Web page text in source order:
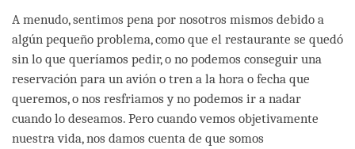
A menudo, sentimos pena por nosotros mismos debido a
algún pequeño problema, como que el restaurante se quedó
sin lo que queríamos pedir, o no podemos conseguir una
reservación para un avión o tren a la hora o fecha que
queremos, o nos resfriamos y no podemos ir a nadar
cuando lo deseamos. Pero cuando vemos objetivamente
nuestra vida, nos damos cuenta de que somos